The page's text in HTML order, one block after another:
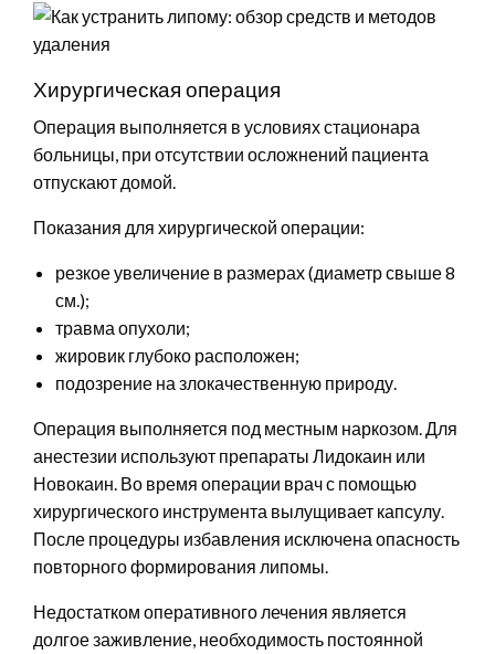
Хирургическая операция
Операция выполняется в условиях стационара
больницы, при отсутствии осложнений пациента
отпускают домой.
Показания для хирургической операции:
резкое увеличение в размерах (диаметр свыше 8
см.);
травма опухоли;
жировик глубоко расположен;
подозрение на злокачественную природу.
Операция выполняется под местным наркозом. Для
анестезии используют препараты Лидокаин или
Новокаин. Во время операции врач с помощью
хирургического инструмента вылущивает капсулу.
После процедуры избавления исключена опасность
повторного формирования липомы.
Недостатком оперативного лечения является
долгое заживление, необходимость постоянной